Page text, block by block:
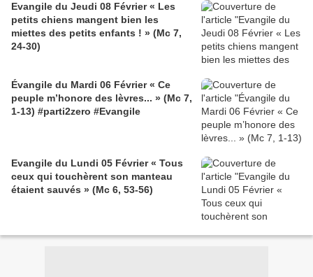
Evangile du Jeudi 08 Février « Les
petits chiens mangent bien les
miettes des petits enfants ! » (Mc 7,
24-30)
Évangile du Mardi 06 Février « Ce
peuple m’honore des lèvres... » (Mc 7,
1-13) #parti2zero #Evangile
Evangile du Lundi 05 Février « Tous
ceux qui touchèrent son manteau
étaient sauvés » (Mc 6, 53-56)